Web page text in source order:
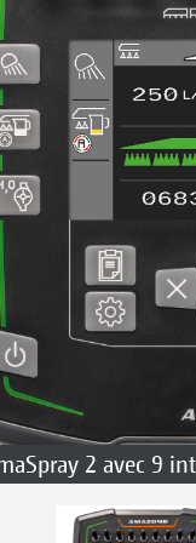
2 avec 9